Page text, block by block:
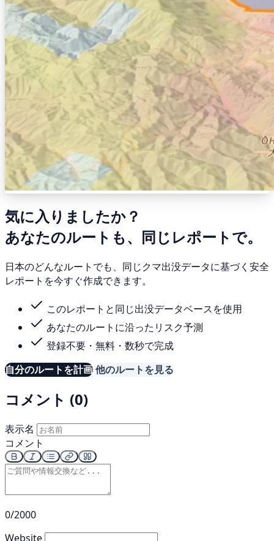
気に入りましたか？
あなたのルートも、同じレポートで。
日本のどんなルートでも、同じクマ出没データに基づく安全
レポートを今すぐ作成できます。
このレポートと同じ出没データベースを使用
あなたのルートに沿ったリスク予測
登録不要・無料・数秒で完成
自分のルートを計画他のルートを見る
コメント (0)
表示名
コメント
0/2000
Website